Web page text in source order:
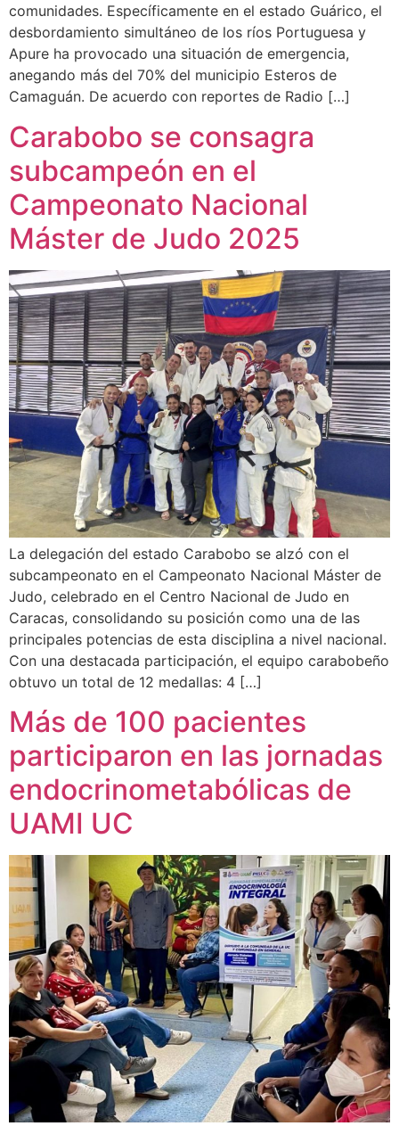
comunidades. Específicamente en el estado Guárico, el
desbordamiento simultáneo de los ríos Portuguesa y
Apure ha provocado una situación de emergencia,
anegando más del 70% del municipio Esteros de
Camaguán. De acuerdo con reportes de Radio […]
Carabobo se consagra
subcampeón en el
Campeonato Nacional
Máster de Judo 2025
La delegación del estado Carabobo se alzó con el
subcampeonato en el Campeonato Nacional Máster de
Judo, celebrado en el Centro Nacional de Judo en
Caracas, consolidando su posición como una de las
principales potencias de esta disciplina a nivel nacional.
Con una destacada participación, el equipo carabobeño
obtuvo un total de 12 medallas: 4 […]
Más de 100 pacientes
participaron en las jornadas
endocrinometabólicas de
UAMI UC